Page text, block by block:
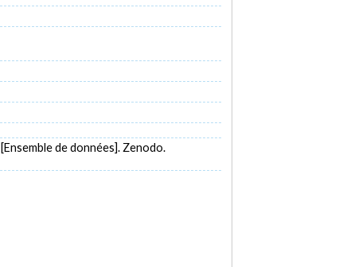
[Ensemble de données]. Zenodo.